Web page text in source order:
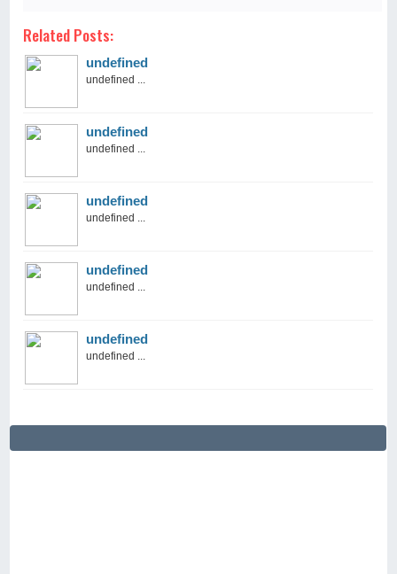
Related Posts:
undefined
undefined ...
undefined
undefined ...
undefined
undefined ...
undefined
undefined ...
undefined
undefined ...